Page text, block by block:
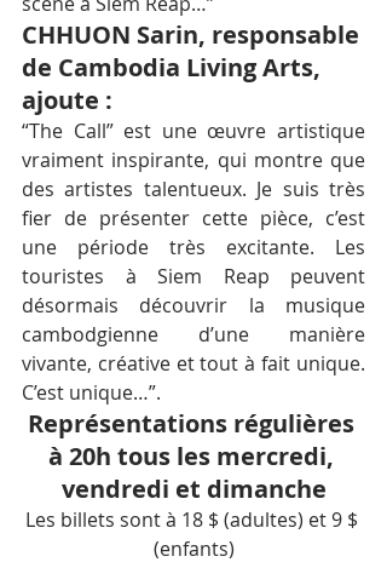
CHHUON Sarin, responsable
de Cambodia Living Arts,
ajoute :
“The Call” est une œuvre artistique
vraiment inspirante, qui montre que
des artistes talentueux. Je suis très
fier de présenter cette pièce, c’est
une période très excitante. Les
touristes à Siem Reap peuvent
désormais découvrir la musique
cambodgienne d’une manière
vivante, créative et tout à fait unique.
C’est unique…”.
Représentations régulières
à 20h tous les mercredi,
vendredi et dimanche
Les billets sont à 18 $ (adultes) et 9 $
(enfants)